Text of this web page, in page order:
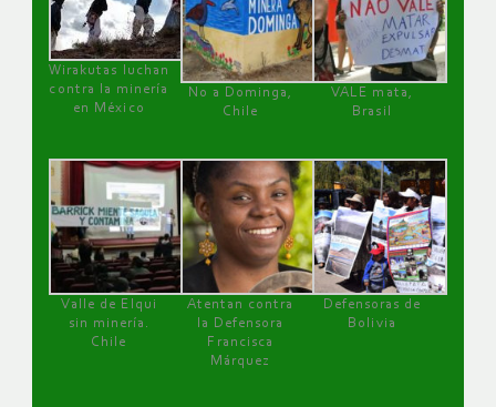
Wirakutas luchan
contra la minería
en México
No a Dominga,
Chile
VALE mata,
Brasil
Valle de Elqui
sin minería.
Chile
Atentan contra
la Defensora
Francisca
Márquez
Defensoras de
Bolivia